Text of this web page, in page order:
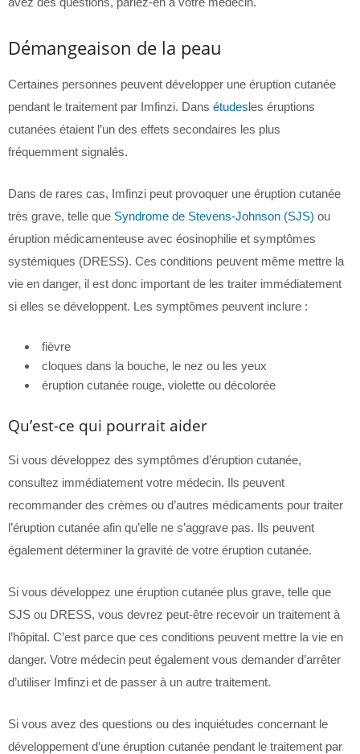
Démangeaison de la peau
Certaines personnes peuvent développer une éruption cutanée
pendant le traitement par Imfinzi. Dans étudesles éruptions
cutanées étaient l’un des effets secondaires les plus
fréquemment signalés.
Dans de rares cas, Imfinzi peut provoquer une éruption cutanée
très grave, telle que Syndrome de Stevens-Johnson (SJS) ou
éruption médicamenteuse avec éosinophilie et symptômes
systémiques (DRESS). Ces conditions peuvent même mettre la
vie en danger, il est donc important de les traiter immédiatement
si elles se développent. Les symptômes peuvent inclure :
fièvre
cloques dans la bouche, le nez ou les yeux
éruption cutanée rouge, violette ou décolorée
Qu’est-ce qui pourrait aider
Si vous développez des symptômes d’éruption cutanée,
consultez immédiatement votre médecin. Ils peuvent
recommander des crèmes ou d’autres médicaments pour traiter
l’éruption cutanée afin qu’elle ne s’aggrave pas. Ils peuvent
également déterminer la gravité de votre éruption cutanée.
Si vous développez une éruption cutanée plus grave, telle que
SJS ou DRESS, vous devrez peut-être recevoir un traitement à
l’hôpital. C’est parce que ces conditions peuvent mettre la vie en
danger. Votre médecin peut également vous demander d’arrêter
d’utiliser Imfinzi et de passer à un autre traitement.
Si vous avez des questions ou des inquiétudes concernant le
développement d’une éruption cutanée pendant le traitement par